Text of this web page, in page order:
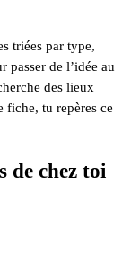
triées par type,
passer de l’idée au
des lieux
fiche, tu repères ce
de chez toi